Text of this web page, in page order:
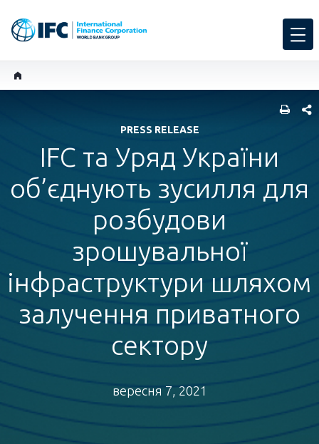
PRESS RELEASE
IFC та Уряд України
об’єднують зусилля для
розбудови
зрошувальної
інфраструктури шляхом
залучення приватного
сектору
вересня 7, 2021